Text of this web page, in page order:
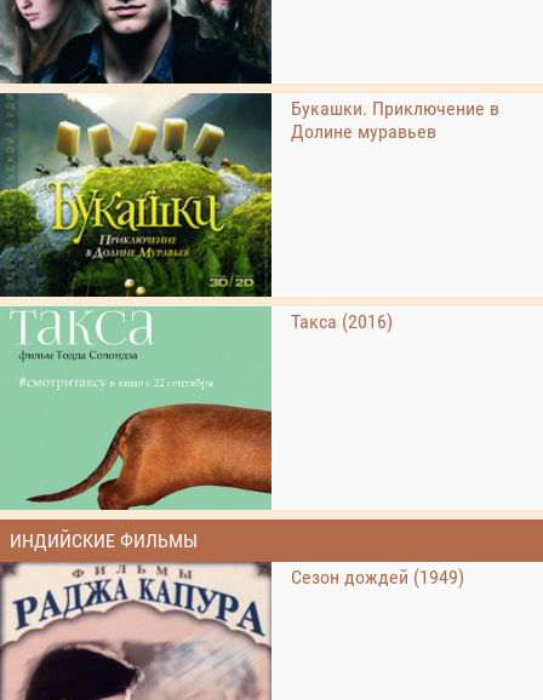
Букашки. Приключение в
Долине муравьев
Такса (2016)
ИНДИЙСКИЕ ФИЛЬМЫ
Сезон дождей (1949)